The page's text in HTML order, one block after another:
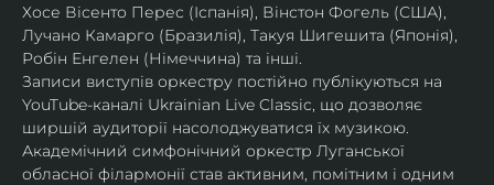
Хосе Вісенто Перес (Іспанія), Вінстон Фогель (США),
Лучано Камарго (Бразилія), Такуя Шигешита (Японія),
Робін Енгелен (Німеччина) та інші.
Записи виступів оркестру постійно публікуються на
YouTube-каналі Ukrainian Live Classic, що дозволяє
ширшій аудиторії насолоджуватися їх музикою​.
Академічний симфонічний оркестр Луганської
обласної філармонії став активним, помітним і одним